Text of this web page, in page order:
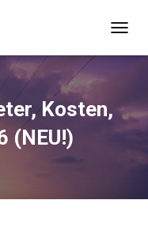
O
E
N
G
Kosten,
(NEU!)